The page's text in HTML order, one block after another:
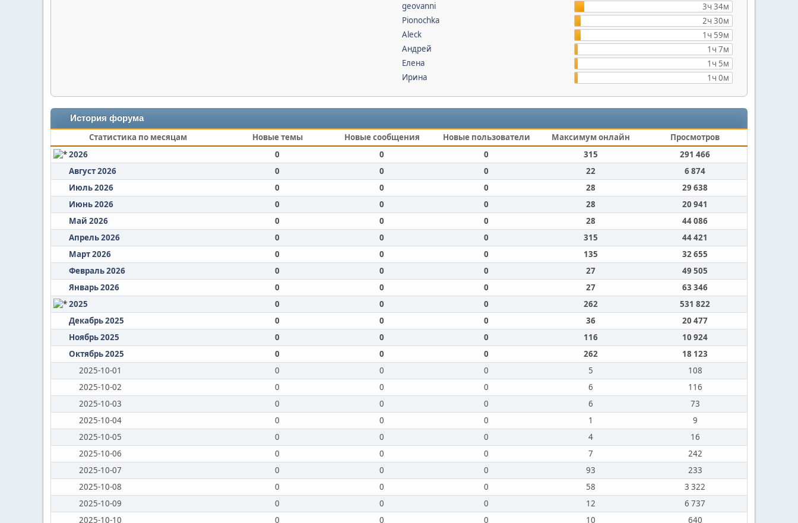
geovanni
3ч 34м
Pionochka
2ч 30м
Aleck
1ч 59м
Андрей
1ч 7м
Елена
1ч 5м
Ирина
1ч 0м
История форума
Статистика по месяцам Новые темы Новые сообщения Новые пользователи Максимум онлайн
Просмотров
2026
0 0 0 315
291 466
Август 2026
0 0 0 22
6 874
Июль 2026
0 0 0 28
29 638
Июнь 2026
0 0 0 28
20 941
Май 2026
0 0 0 28
44 086
Апрель 2026
0 0 0 315
44 421
Март 2026
0 0 0 135
32 655
Февраль 2026
0 0 0 27
49 505
Январь 2026
0 0 0 27
63 346
2025
0 0 0 262
531 822
Декабрь 2025
0 0 0 36
20 477
Ноябрь 2025
0 0 0 116
10 924
Октябрь 2025
0 0 0 262
18 123
2025-10-01
0 0 0 5
108
2025-10-02
0 0 0 6
116
2025-10-03
0 0 0 6
73
2025-10-04
0 0 0 1
9
2025-10-05
0 0 0 4
16
2025-10-06
0 0 0 7
242
2025-10-07
0 0 0 93
233
2025-10-08
0 0 0 58
3 322
2025-10-09
0 0 0 12
6 737
2025-10-10
0 0 0 10
640